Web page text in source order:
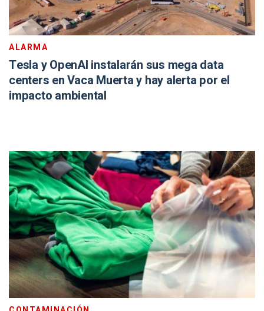
ALARMA
Tesla y OpenAI instalarán sus mega data
centers en Vaca Muerta y hay alerta por el
impacto ambiental